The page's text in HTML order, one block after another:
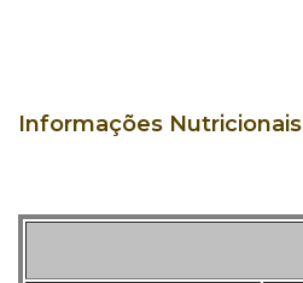
Informações Nutricionais